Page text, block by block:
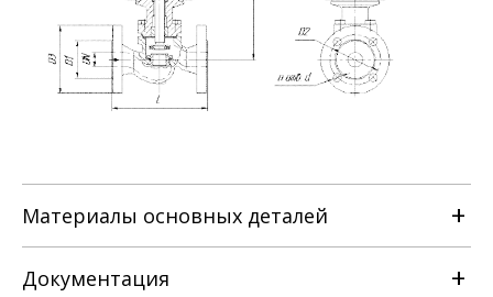
Материалы основных деталей
Наименование детали
Документация